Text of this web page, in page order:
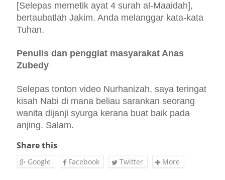
[Selepas memetik ayat 4 surah al-Maaidah],
bertaubatlah Jakim. Anda melanggar kata-kata
Tuhan.
Penulis dan penggiat masyarakat Anas
Zubedy
Selepas tonton video Nurhanizah, saya teringat
kisah Nabi di mana beliau sarankan seorang
wanita dijanji syurga kerana buat baik pada
anjing. Salam.
Share this
Google Facebook Twitter More